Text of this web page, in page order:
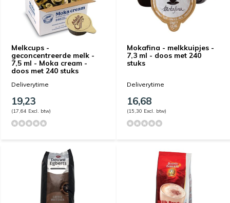
Melkcups -
geconcentreerde melk -
7,5 ml - Moka cream -
doos met 240 stuks
Deliverytime
19,23
(17,64 Excl. btw)
Mokafina - melkkuipjes -
7,3 ml - doos met 240
stuks
Deliverytime
16,68
(15,30 Excl. btw)